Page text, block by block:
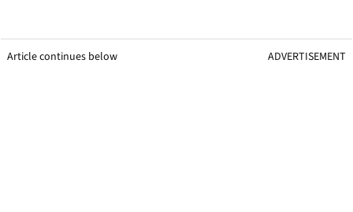
Article continues below ADVERTISEMENT